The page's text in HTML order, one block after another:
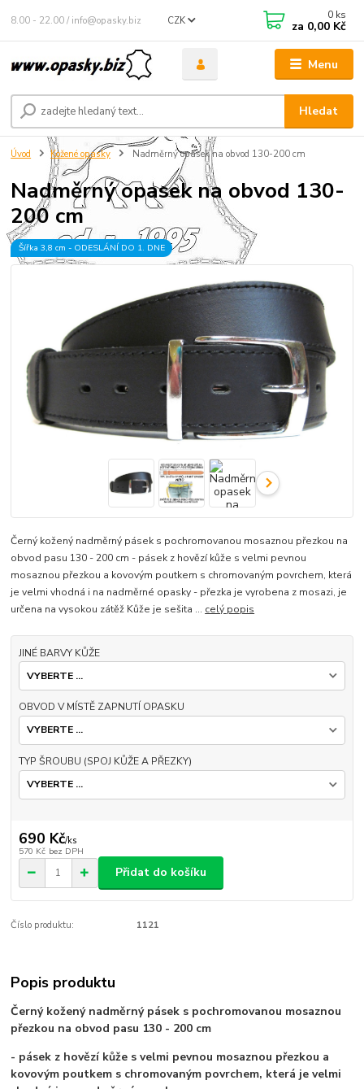
Menu
CZK
Hledat
8.00 - 22.00 / info@opasky.biz 0 ks
za 0,00 Kč
Úvod Kožené opasky Nadměrný opasek na obvod 130-200 cm
Nadměrný opasek na obvod 130-
200 cm
Šířka 3,8 cm - ODESLÁNÍ DO 1. DNE
Černý kožený nadměrný pásek s pochromovanou mosaznou přezkou na
obvod pasu 130 - 200 cm - pásek z hovězí kůže s velmi pevnou
mosaznou přezkou a kovovým poutkem s chromovaným povrchem, která
je velmi vhodná i na nadměrné opasky - přezka je vyrobena z mosazi, je
určena na vysokou zátěž Kůže je sešita ... celý popis
JINÉ BARVY KŮŽE
OBVOD V MÍSTĚ ZAPNUTÍ OPASKU
TYP ŠROUBU (SPOJ KŮŽE A PŘEZKY)
690 Kč/ks
570 Kč bez DPH
Přidat do košíku
Číslo produktu: 1121
Popis produktu
Černý kožený nadměrný pásek s pochromovanou mosaznou
přezkou na obvod pasu 130 - 200 cm
- pásek z hovězí kůže s velmi pevnou mosaznou přezkou a
kovovým poutkem s chromovaným povrchem, která je velmi